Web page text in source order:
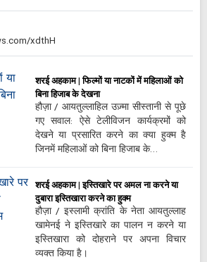
शरई अहकाम | फिल्मों या नाटकों में महिलाओं को
बिना हिजाब के देखना
हौज़ा / आयतुल्लाहिल उज़्मा सीस्तानी से पूछे
गए सवाल: ऐसे टेलीविजन कार्यक्रमों को
देखने या प्रसारित करने का क्या हुक्म है
जिनमें महिलाओं को बिना हिजाब के…
शरई अहकाम | इस्तिखारे पर अमल ना करने या
दुबारा इस्तिखारा करने का हुक्म
हौज़ा / इस्लामी क्रांति के नेता आयतुल्लाह
खामेनई ने इस्तिखारे का पालन न करने या
इस्तिखारा को दोहराने पर अपना विचार
व्यक्त किया है।